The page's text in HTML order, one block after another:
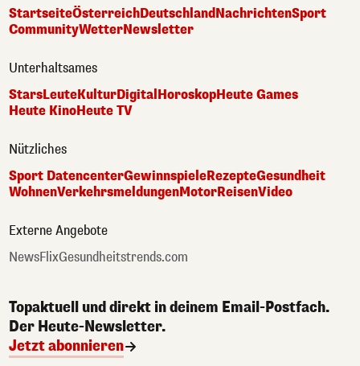
StartseiteÖsterreichDeutschlandNachrichtenSport
CommunityWetterNewsletter
Unterhaltsames
StarsLeuteKulturDigital HoroskopHeute Games
Heute KinoHeute TV
Nützliches
Sport DatencenterGewinnspieleRezepteGesundheit
WohnenVerkehrsmeldungenMotorReisenVideo
Externe Angebote
NewsFlixGesundheitstrends.com
Topaktuell und direkt in deinem Email-Postfach.
Der Heute-Newsletter.
Jetzt abonnieren